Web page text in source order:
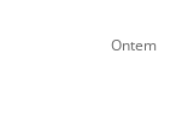
Ontem